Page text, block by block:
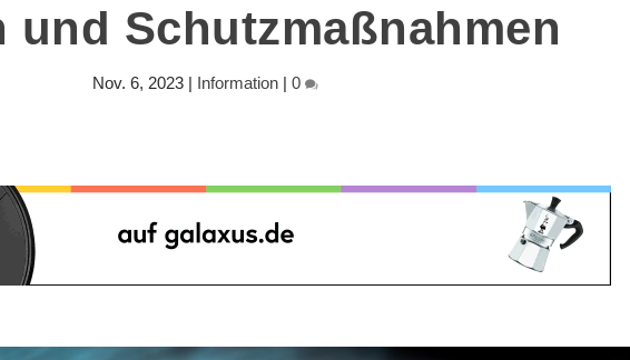
und Schutzmaßnahmen
Nov. 6, 2023 | Information |0